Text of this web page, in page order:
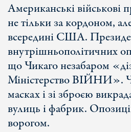
Американські військові
не тільки за кордоном,
всередині США.
внутрішньополітичних
що Чикаго незабаром
Міністерство ВІЙНИ».
масках і зі зброєю
вулиць і фабрик.
ворогом.